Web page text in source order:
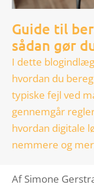
Guide til
sådan gør
I dette
hvordan du
typiske fejl ved
gennemgår
hvordan digitale
nemmere og
AfSimone